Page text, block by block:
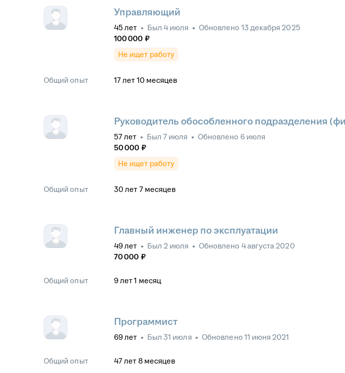
Управляющий
45 лет • Был 4 июля • Обновлено 13 декабря 2025
100 000 ₽
Не ищет работу
Общий опыт 17лет 10 месяцев
Руководитель обособленного подразделения
57лет • Был 7 июля • Обновлено 6 июля
50 000 ₽
Не ищет работу
Общий опыт 30 лет 7 месяцев
Главный инженер по эксплуатации
49лет • Был 2 июля • Обновлено 4 августа 2020
70 000 ₽
Общий опыт 9лет 1 месяц
Программист
69лет • Был 31 июля • Обновлено 11 июня 2021
Общий опыт 47лет 8 месяцев